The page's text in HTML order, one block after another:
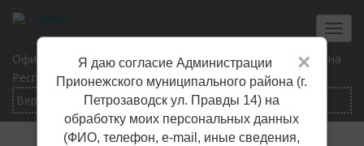
Перейти
основному
содержанию
×
Я даю согласие Администрации
Прионежского муниципального района (г.
Петрозаводск ул. Правды 14) на
обработку моих персональных данных
(ФИО, телефон, е-mail, иные сведения,
Официальный сайт Прионежского муниципального района
Республики Карелия